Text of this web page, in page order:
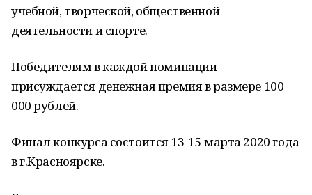
учебной, творческой, общественной
деятельности и спорте.
Победителям в каждой номинации
присуждается денежная премия в размере 100
000 рублей.
Финал конкурса состоится 13-15 марта 2020 года
в г.Красноярске.